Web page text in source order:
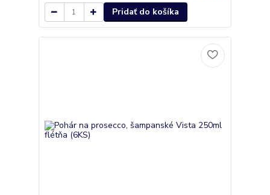
Pridať do košíka